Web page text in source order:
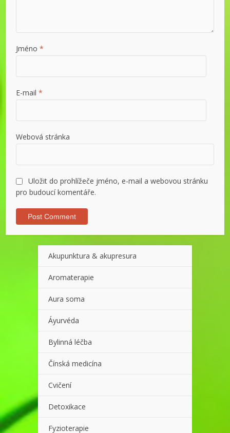
Jméno*
E-mail*
Webová stránka
Uložit do prohlížeče jméno, e-mail a webovou stránku
pro budoucí komentáře.
Akupunktura & akupresura
Aromaterapie
Aura soma
Áyurvéda
Bylinná léčba
Čínská medicína
Cvičení
Detoxikace
Fyzioterapie